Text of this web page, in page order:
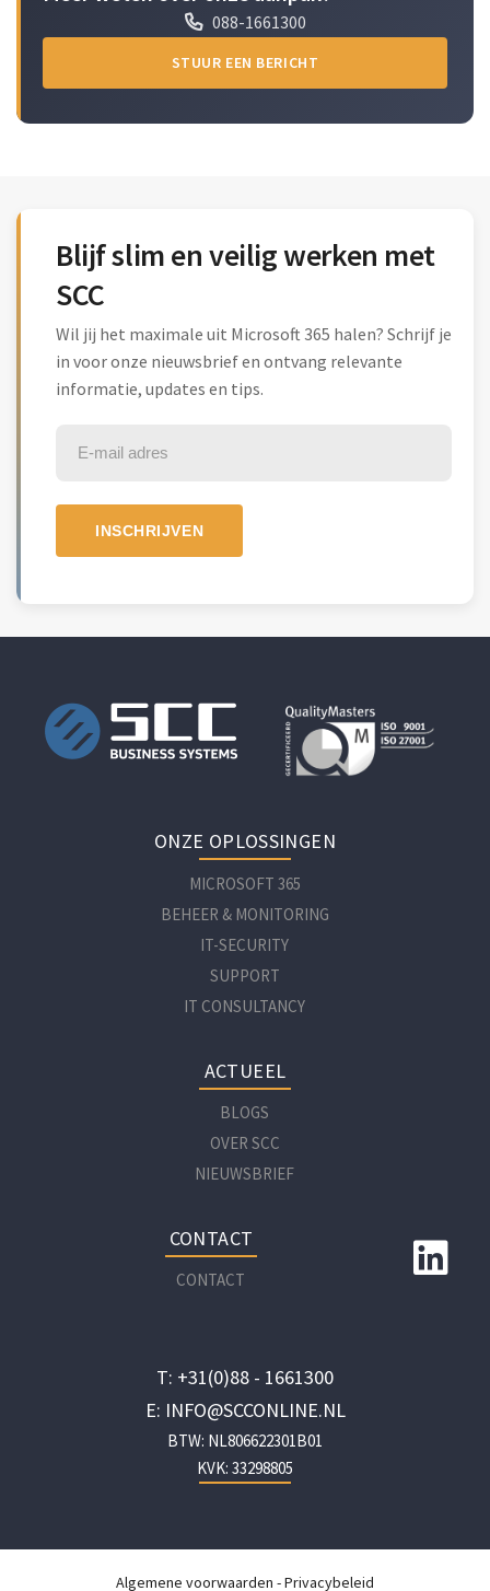
088-1661300
STUUR EEN BERICHT
Blijf slim en veilig werken met
SCC
Wil jij het maximale uit Microsoft 365 halen? Schrijf je
in voor onze nieuwsbrief en ontvang relevante
informatie, updates en tips.
ONZE OPLOSSINGEN
MICROSOFT 365
BEHEER & MONITORING
IT-SECURITY
SUPPORT
IT CONSULTANCY
ACTUEEL
BLOGS
OVER SCC
NIEUWSBRIEF
CONTACT
CONTACT
T: +31(0)88 - 1661300
E: INFO@SCCONLINE.NL
BTW: NL806622301B01
KVK: 33298805
Algemene voorwaarden -Privacybeleid